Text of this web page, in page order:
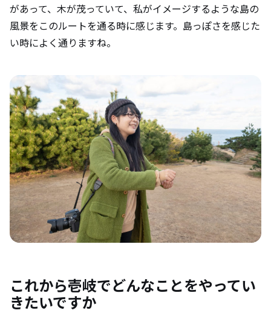
があって、木が茂っていて、私がイメージするような島の
風景をこのルートを通る時に感じます。島っぽさを感じた
い時によく通りますね。
これから壱岐でどんなことをやってい
きたいですか